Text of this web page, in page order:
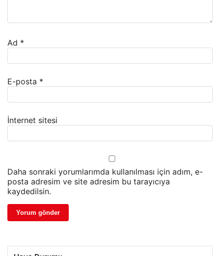
Ad *
E-posta *
İnternet sitesi
Daha sonraki yorumlarımda kullanılması için adım, e-
posta adresim ve site adresim bu tarayıcıya
kaydedilsin.